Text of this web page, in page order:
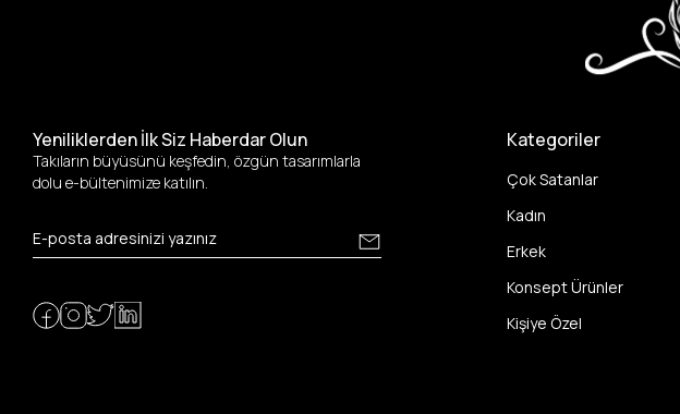
Yeniliklerden İlk Siz Haberdar Olun
Takıların büyüsünü keşfedin, özgün tasarımlarla
dolu e-bültenimize katılın.
Kategoriler
Çok Satanlar
Kadın
Erkek
Konsept Ürünler
Kişiye Özel